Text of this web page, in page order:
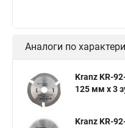
Аналоги по
Kranz KR-
125 мм х 3
Kranz KR-